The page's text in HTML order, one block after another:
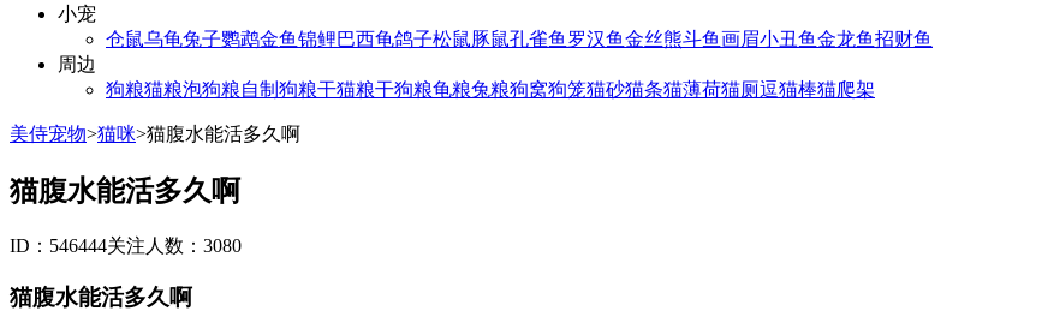
小宠
仓鼠乌龟兔子鹦鹉金鱼锦鲤巴西龟鸽子松鼠豚鼠孔雀鱼 罗汉鱼金丝熊斗鱼画眉小丑鱼金龙鱼招财鱼
周边
狗粮猫粮泡狗粮自制狗粮干猫粮干狗粮龟粮兔粮狗窝狗笼猫砂猫条猫薄荷猫厕逗猫棒猫爬架
美侍宠物>猫咪>猫腹水能活多久啊
猫腹水能活多久啊
ID：546444关注人数：3080
猫腹水能活多久啊